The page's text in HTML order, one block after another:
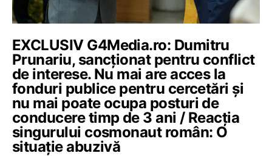
EXCLUSIV G4Media.ro: Dumitru
Prunariu, sancționat pentru conflict
de interese. Nu mai are acces la
fonduri publice pentru cercetări și
nu mai poate ocupa posturi de
conducere timp de 3 ani / Reacția
singurului cosmonaut român: O
situație abuzivă